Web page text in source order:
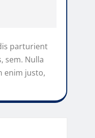
parturient
sem. Nulla
enim justo,